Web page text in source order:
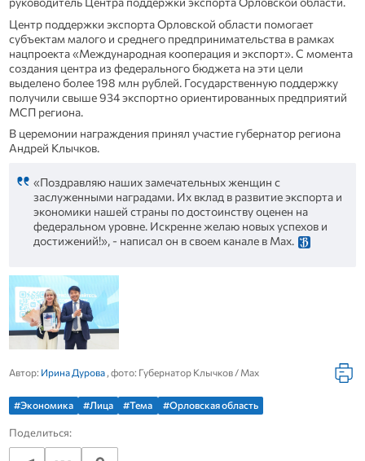
Центр поддержки экспорта Орловской области помогает
субъектам малого и среднего предпринимательства в рамках
нацпроекта «Международная кооперация и экспорт». С момента
создания центра из федерального бюджета на эти цели
выделено более 198 млн рублей. Государственную поддержку
получили свыше 934 экспортно ориентированных предприятий
МСП региона.
В церемонии награждения принял участие губернатор региона
Андрей Клычков.
«Поздравляю наших замечательных женщин с
заслуженными наградами. Их вклад в развитие экспорта и
экономики нашей страны по достоинству оценен на
федеральном уровне. Искренне желаю новых успехов и
достижений!», - написал он в своем канале в Мах.
Автор: Ирина Дурова, фото: Губернатор Клычков / Мах
#Экономика #Лица #Тема #Орловская область
Поделиться: